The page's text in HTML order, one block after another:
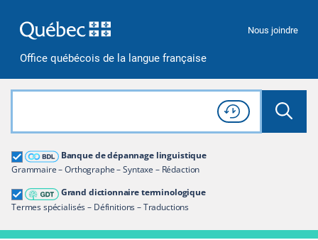
Office québécois de la langue française
Nous joindre
Rechercher dans tout le site
Lancer
Consulter l'
Historique
de recherche
Banque de dépannage linguistique
Grammaire – Orthographe – Syntaxe – Rédaction
Grand dictionnaire terminologique
Termes spécialisés – Définitions – Traductions
Grand dictionnaire terminologique
Restreindre aux termes